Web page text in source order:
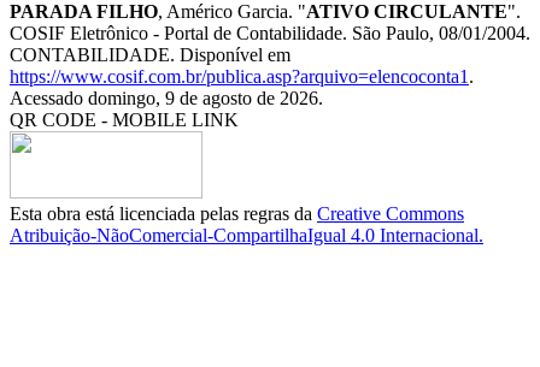
PARADA FILHO, Américo Garcia. "ATIVO CIRCULANTE".
COSIF Eletrônico - Portal de Contabilidade. São Paulo, 08/01/2004.
CONTABILIDADE. Disponível em
https://www.cosif.com.br/publica.asp?arquivo=elencoconta1 .
Acessado domingo, 9 de agosto de 2026.
QR CODE - MOBILE LINK
Esta obra está licenciada pelas regras da Creative Commons
Atribuição-NãoComercial-CompartilhaIgual 4.0 Internacional.